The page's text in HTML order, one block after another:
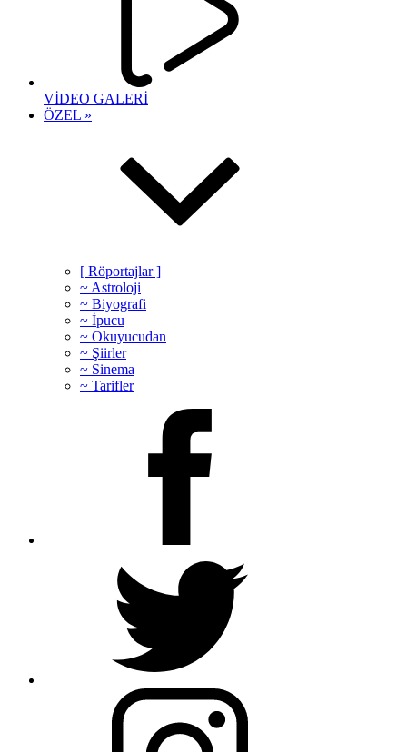
VİDEO GALERİ
ÖZEL »
[ Röportajlar ]
~ Astroloji
~ Biyografi
~ İpucu
~ Okuyucudan
~ Şiirler
~ Sinema
~ Tarifler